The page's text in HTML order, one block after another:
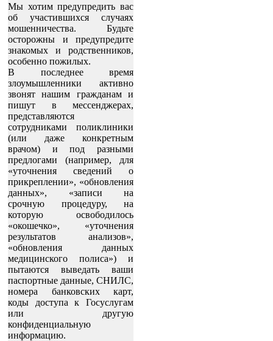
Мы хотим предупредить вас
об участившихся случаях
мошенничества. Будьте
осторожны и предупредите
знакомых и родственников,
особенно пожилых.
В последнее время
злоумышленники активно
звонят нашим гражданам и
пишут в мессенджерах,
представляются
сотрудниками поликлиники
(или даже конкретным
врачом) и под разными
предлогами (например, для
«уточнения сведений о
прикреплении», «обновления
данных», «записи на
срочную процедуру, на
которую освободилось
«окошечко», «уточнения
результатов анализов»,
«обновления данных
медицинского полиса») и
пытаются выведать ваши
паспортные данные, СНИЛС,
номера банковских карт,
коды доступа к Госуслугам
или другую
конфиденциальную
информацию.